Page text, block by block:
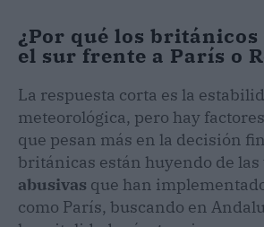
¿Por qué los
el sur frente a París o
La respuesta corta es la
meteorológica, pero hay
que pesan más en la decisión
británicas están huyendo de las
abusivas que han
como París, buscando en